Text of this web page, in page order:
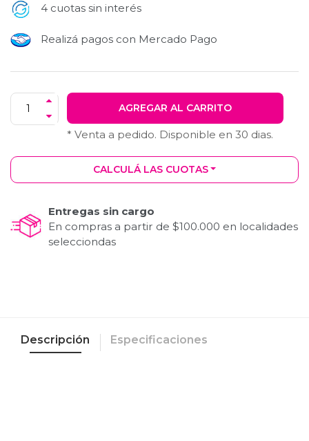
4 cuotas sin interés
Realizá pagos con Mercado Pago
AGREGAR AL CARRITO
* Venta a pedido. Disponible en 30 dias.
CALCULÁ LAS CUOTAS
Entregas sin cargo
En compras a partir de $100.000 en localidades
selecciondas
Descripción Especificaciones